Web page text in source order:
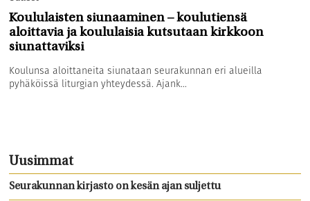
Koululaisten siunaaminen – koulutiensä
aloittavia ja koululaisia kutsutaan kirkkoon
siunattaviksi
Koulunsa aloittaneita siunataan seurakunnan eri alueilla
pyhäköissä liturgian yhteydessä. Ajank...
Uusimmat
Seurakunnan kirjasto on kesän ajan suljettu